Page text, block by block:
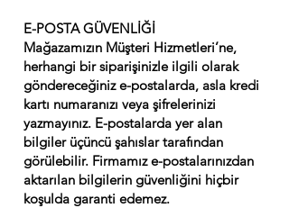
E-POSTA GÜVENLİĞİ
Mağazamızın Müşteri Hizmetleri’ne,
herhangi bir siparişinizle ilgili olarak
göndereceğiniz e-postalarda, asla kredi
kartı numaranızı veya şifrelerinizi
yazmayınız. E-postalarda yer alan
bilgiler üçüncü şahıslar tarafından
görülebilir. Firmamız e-postalarınızdan
aktarılan bilgilerin güvenliğini hiçbir
koşulda garanti edemez.